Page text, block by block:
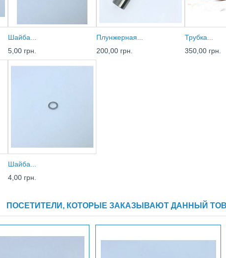
Шайба...
5,00 грн.
Плунжерная...
200,00 грн.
Трубка...
350,00 грн.
Шайба...
4,00 грн.
ПОСЕТИТЕЛИ, КОТОРЫЕ ЗАКАЗЫВАЮТ ДАННЫЙ